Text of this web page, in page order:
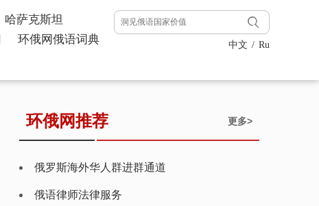
哈萨克斯坦
环俄网俄语词典
中文 / Ru
更多>
环俄网推荐
俄罗斯海外华人群进群通道
俄语律师法律服务